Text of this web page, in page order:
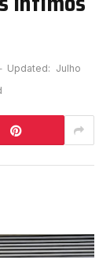
Updated: Julho